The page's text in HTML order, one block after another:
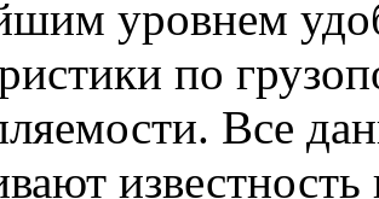
уровнем
по
Все